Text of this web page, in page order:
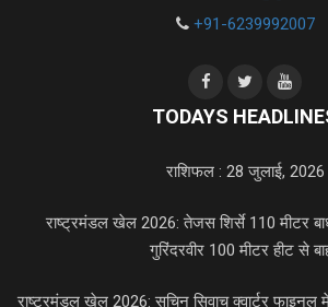
+91-6239992007
TODAYS
राशिफल : 28 जुलाई, 2026
राष्ट्रमंडल खेल 2026: तेजस शिर्से 110 मीटर
गुरिंदरवीर 100 मीटर हीट से
राष्ट्रमंडल खेल 2026: सचिन सिवाच क्वार्टर फाइनल